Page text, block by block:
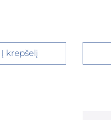
Į krepšelį